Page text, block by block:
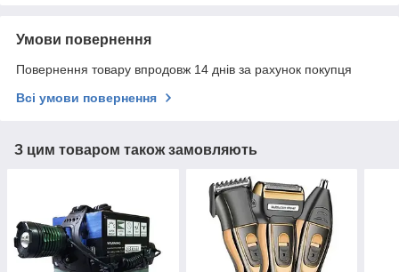
Умови повернення
Повернення товару впродовж 14 днів за рахунок покупця
Всі умови повернення
З цим товаром також замовляють